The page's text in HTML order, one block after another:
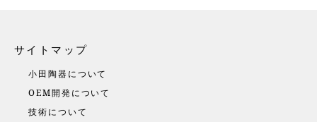
サイトマップ
小田陶器について
OEM開発について
技術について